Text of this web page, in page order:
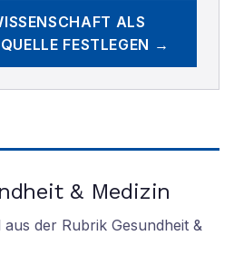
ALS
FESTLEGEN →
& Medizin
aus der Rubrik Gesundheit &